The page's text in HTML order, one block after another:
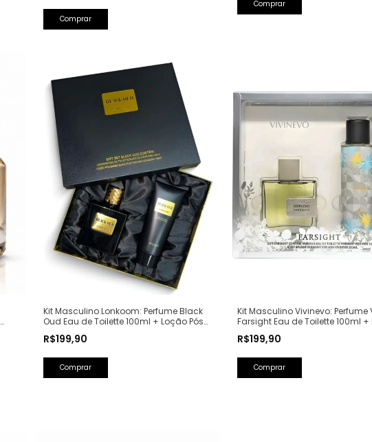
Kit Masculino Lonkoom: Perfume Black
Oud Eau de Toilette 100ml + Loção Pós
R$199,90
Kit Masculino Vivinevo: Perfume
Farsight Eau de Toilette 100ml +
R$199,90